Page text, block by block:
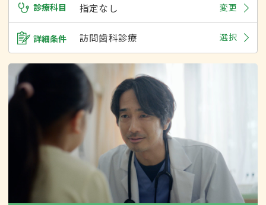
診療科目 指定なし 変更
詳細条件 訪問歯科診療 選択